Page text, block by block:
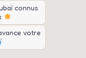
connus
votre